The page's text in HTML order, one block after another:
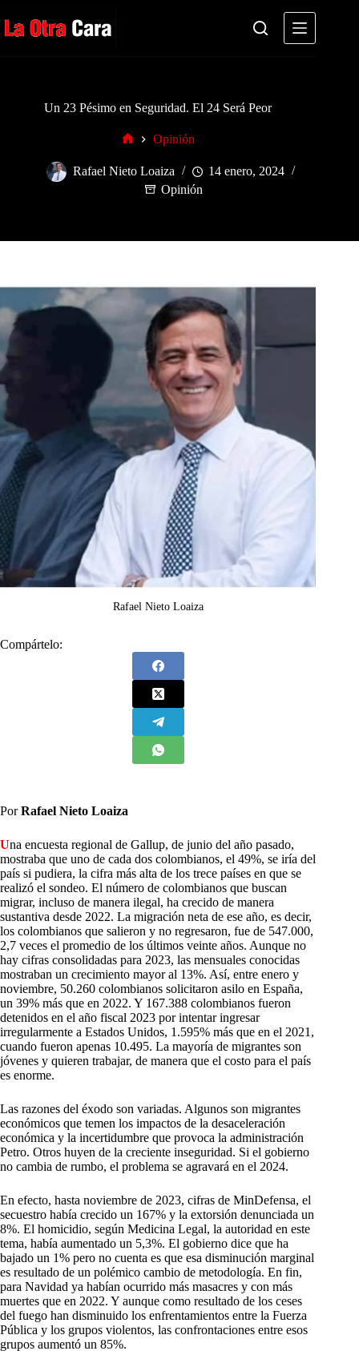
al
contenido
Un 23 Pésimo en Seguridad. El 24 Será Peor
Opinión
Rafael Nieto Loaiza
14 enero, 2024
Opinión
Rafael Nieto Loaiza
Compártelo:
PorRafael Nieto Loaiza
Una encuesta regional de Gallup, de junio del año pasado,
mostraba que uno de cada dos colombianos, el 49%, se iría del
país si pudiera, la cifra más alta de los trece países en que se
realizó el sondeo. El número de colombianos que buscan
migrar, incluso de manera ilegal, ha crecido de manera
sustantiva desde 2022. La migración neta de ese año, es decir,
los colombianos que salieron y no regresaron, fue de 547.000,
2,7 veces el promedio de los últimos veinte años. Aunque no
hay cifras consolidadas para 2023, las mensuales conocidas
mostraban un crecimiento mayor al 13%. Así, entre enero y
noviembre, 50.260 colombianos solicitaron asilo en España,
un 39% más que en 2022. Y 167.388 colombianos fueron
detenidos en el año fiscal 2023 por intentar ingresar
irregularmente a Estados Unidos, 1.595% más que en el 2021,
cuando fueron apenas 10.495. La mayoría de migrantes son
jóvenes y quieren trabajar, de manera que el costo para el país
es enorme.
Las razones del éxodo son variadas. Algunos son migrantes
económicos que temen los impactos de la desaceleración
económica y la incertidumbre que provoca la administración
Petro. Otros huyen de la creciente inseguridad. Si el gobierno
no cambia de rumbo, el problema se agravará en el 2024.
En efecto, hasta noviembre de 2023, cifras de MinDefensa, el
secuestro había crecido un 167% y la extorsión denunciada un
8%. El homicidio, según Medicina Legal, la autoridad en este
tema, había aumentado un 5,3%. El gobierno dice que ha
bajado un 1% pero no cuenta es que esa disminución marginal
es resultado de un polémico cambio de metodología. En fin,
para Navidad ya habían ocurrido más masacres y con más
muertes que en 2022. Y aunque como resultado de los ceses
del fuego han disminuido los enfrentamientos entre la Fuerza
Pública y los grupos violentos, las confrontaciones entre esos
grupos aumentó un 85%.